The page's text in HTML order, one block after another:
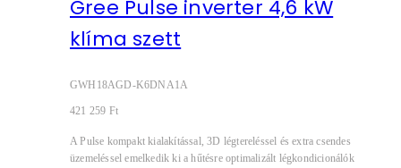
Gree Pulse inverter 4,6 kW
klíma szett
GWH18AGD-K6DNA1A
421 259 Ft
A Pulse kompakt kialakítással, 3D légtereléssel és extra csendes
üzemeléssel emelkedik ki a hűtésre optimalizált légkondicionálók